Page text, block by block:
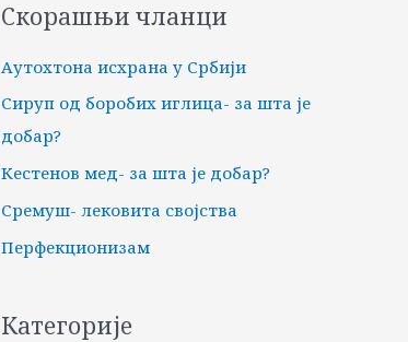
Скорашњи чланци
Аутохтона исхрана у Србији
Сируп од боробих иглица- за шта је
добар?
Кестенов мед- за шта је добар?
Сремуш- лековита својства
Перфекционизам
Категорије